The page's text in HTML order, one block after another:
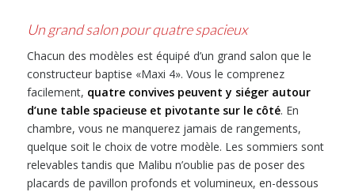
Un grand salon pour quatre spacieux
Chacun des modèles est équipé d’un grand salon que le
constructeur baptise «Maxi 4». Vous le comprenez
facilement, quatre convives peuvent y siéger autour
d’une table spacieuse et pivotante sur le côté. En
chambre, vous ne manquerez jamais de rangements,
quelque soit le choix de votre modèle. Les sommiers sont
relevables tandis que Malibu n’oublie pas de poser des
placards de pavillon profonds et volumineux, en-dessous